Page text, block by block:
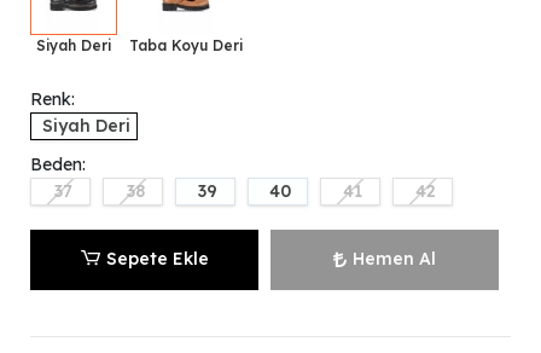
Siyah Deri Taba Koyu Deri
Renk:
Siyah Deri
Beden:
37
38 39 40 41 42
Sepete Ekle Hemen Al